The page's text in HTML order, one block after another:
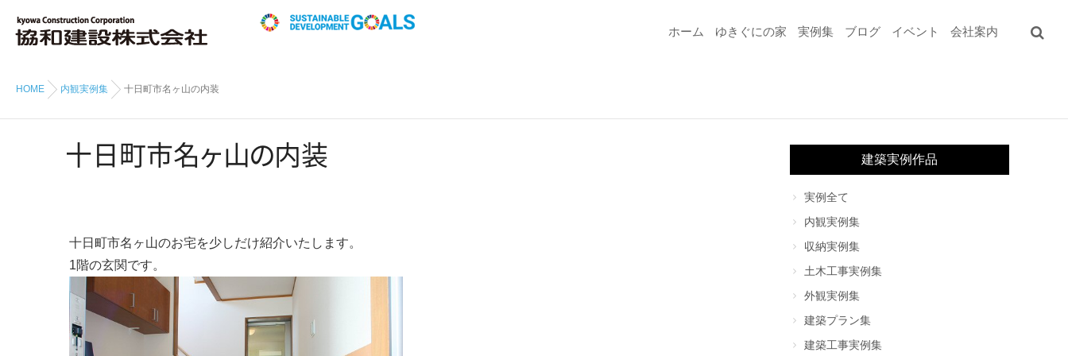
ホーム ゆきぐにの家 実例集 ブログ イベント 会社案内
HOME 内観実例集 十日町市名ヶ山の内装
十日町市名ヶ山の内装
十日町市名ヶ山のお宅を少しだけ紹介いたします。
1階の玄関です。
建築実例作品
実例全て
内観実例集
収納実例集
土木工事実例集
外観実例集
建築プラン集
建築工事実例集